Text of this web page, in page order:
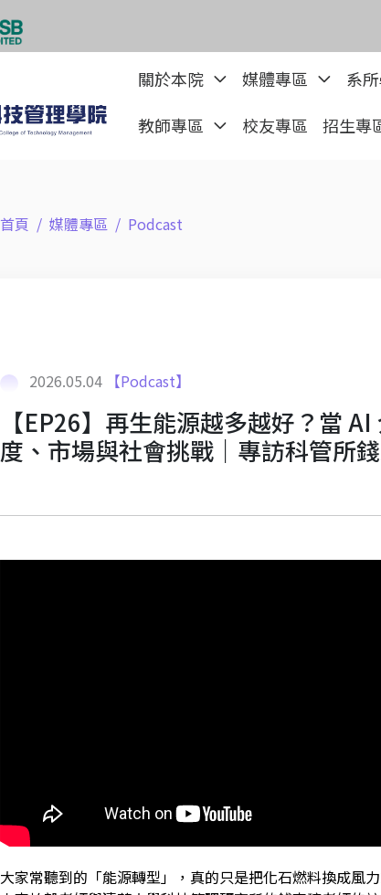
關於本院 媒體專區 系
教師專區
校友專區 招生專
首頁 媒體專區 Podcast
2026.05.04 【Podcast】
【EP26】再生能源越多越好？當
度、市場與社會挑戰｜專訪科管所
大家常聽到的「能源轉型」，真的只是把化石燃料換成風